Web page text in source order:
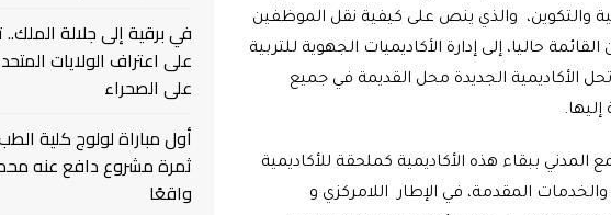
للتربية والتكوين، والذي ينص على كيفية نقل الموظفين
حاليا، إلى إدارة الأكاديميات الجهوية للتربية
الأكاديمية الجديدة محل القديمة في جميع
ببقاء هذه الأكاديمية كملحقة للأكاديمية
المقدمة، في الإطار اللامركزي و
في برقية إلى جلالة الملك..
على اعتراف الولايات
على الصحراء
أول مباراة لولوج كلية
ثمرة مشروع دافع عنه
واقعًا